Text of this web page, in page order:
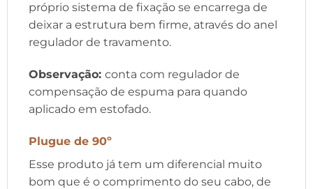
próprio sistema de fixação se encarrega de
deixar a estrutura bem firme, através do anel
regulador de travamento.
Observação: conta com regulador de
compensação de espuma para quando
aplicado em estofado.
Plugue de 90º
Esse produto já tem um diferencial muito
bom que é o comprimento do seu cabo, de